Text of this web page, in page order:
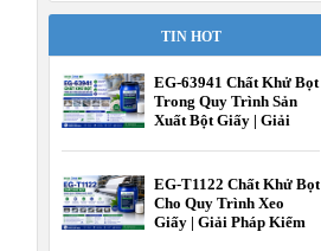
TIN HOT
EG-63941 Chất Khử Bọt
Trong Quy Trình Sản
Xuất Bột Giấy | Giải
EG-T1122 Chất Khử Bọt
Cho Quy Trình Xeo
Giấy | Giải Pháp Kiểm